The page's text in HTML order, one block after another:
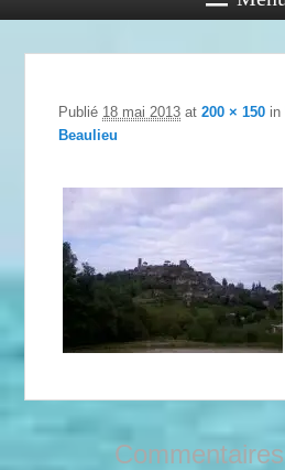
Publié 18 mai 2013 at200 × 150 in
Beaulieu